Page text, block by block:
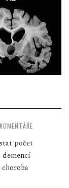
počet
demencí